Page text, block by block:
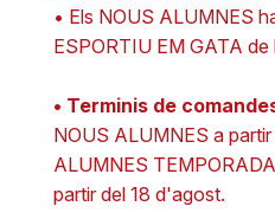
• Els NOUS ALUMNES
ESPORTIU EM GATA
• Terminis de
NOUS ALUMNES a partir
ALUMNES
partir del 18 d'agost.